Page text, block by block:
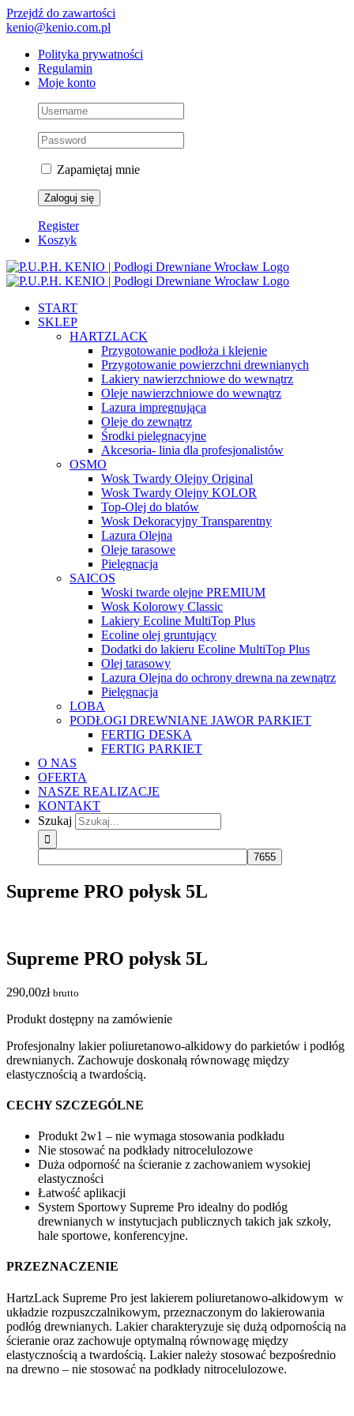
Przejdź do zawartości
kenio@kenio.com.pl
Polityka prywatności
Regulamin
Moje konto
Zapamiętaj mnie
Register
Koszyk
START
SKLEP
HARTZLACK
Przygotowanie podłoża i klejenie
Przygotowanie powierzchni drewnianych
Lakiery nawierzchniowe do wewnątrz
Oleje nawierzchniowe do wewnątrz
Lazura impregnująca
Oleje do zewnątrz
Środki pielęgnacyjne
Akcesoria- linia dla profesjonalistów
OSMO
Wosk Twardy Olejny Original
Wosk Twardy Olejny KOLOR
Top-Olej do blatów
Wosk Dekoracyjny Transparentny
Lazura Olejna
Oleje tarasowe
Pielęgnacja
SAICOS
Woski twarde olejne PREMIUM
Wosk Kolorowy Classic
Lakiery Ecoline MultiTop Plus
Ecoline olej gruntujący
Dodatki do lakieru Ecoline MultiTop Plus
Olej tarasowy
Lazura Olejna do ochrony drewna na zewnątrz
Pielęgnacja
LOBA
PODŁOGI DREWNIANE JAWOR PARKIET
FERTIG DESKA
FERTIG PARKIET
O NAS
OFERTA
NASZE REALIZACJE
KONTAKT
Szukaj
Supreme PRO połysk 5L
Supreme PRO połysk 5L
290,00zł brutto
Produkt dostępny na zamówienie
Profesjonalny lakier poliuretanowo-alkidowy do parkietów i podłóg
drewnianych. Zachowuje doskonałą równowagę między
elastycznością a twardością.
CECHY SZCZEGÓLNE
Produkt 2w1 – nie wymaga stosowania podkładu
Nie stosować na podkłady nitrocelulozowe
Duża odporność na ścieranie z zachowaniem wysokiej
elastyczności
Łatwość aplikacji
System Sportowy Supreme Pro idealny do podłóg
drewnianych w instytucjach publicznych takich jak szkoły,
hale sportowe, konferencyjne.
PRZEZNACZENIE
HartzLack Supreme Pro jest lakierem poliuretanowo-alkidowym w
układzie rozpuszczalnikowym, przeznaczonym do lakierowania
podłóg drewnianych. Lakier charakteryzuje się dużą odpornością na
ścieranie oraz zachowuje optymalną równowagę między
elastycznością a twardością. Lakier należy stosować bezpośrednio
na drewno – nie stosować na podkłady nitrocelulozowe.